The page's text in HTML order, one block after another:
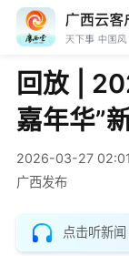
回放 |
嘉年华”
2026-03-27 02:01
广西发布
点击听新闻